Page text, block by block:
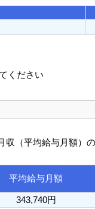
ください
（平均給与月額）
平均給与月額
343,740円